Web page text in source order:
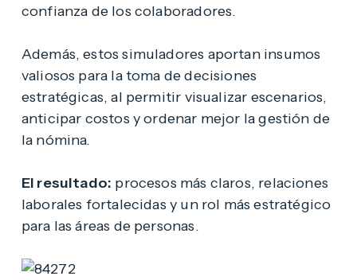
confianza de los colaboradores.
Además, estos simuladores aportan insumos
valiosos para la toma de decisiones
estratégicas, al permitir visualizar escenarios,
anticipar costos y ordenar mejor la gestión de
la nómina.
El resultado: procesos más claros, relaciones
laborales fortalecidas y un rol más estratégico
para las áreas de personas.